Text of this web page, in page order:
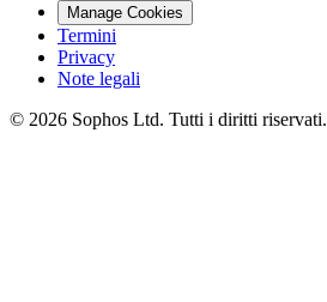
Manage Cookies
Termini
Privacy
Note legali
© 2026 Sophos Ltd. Tutti i diritti riservati.